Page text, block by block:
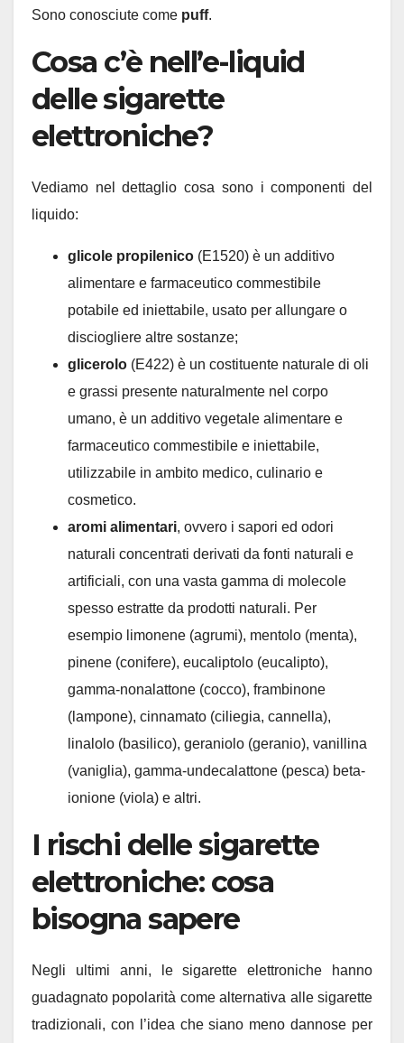
Sono conosciute come puff.
Cosa c’è nell’e-liquid
delle sigarette
elettroniche?
Vediamo nel dettaglio cosa sono i componenti del
liquido:
glicole propilenico (E1520) è un additivo
alimentare e farmaceutico commestibile
potabile ed iniettabile, usato per allungare o
disciogliere altre sostanze;
glicerolo (E422) è un costituente naturale di oli
e grassi presente naturalmente nel corpo
umano, è un additivo vegetale alimentare e
farmaceutico commestibile e iniettabile,
utilizzabile in ambito medico, culinario e
cosmetico.
aromi alimentari, ovvero i sapori ed odori
naturali concentrati derivati da fonti naturali e
artificiali, con una vasta gamma di molecole
spesso estratte da prodotti naturali. Per
esempio limonene (agrumi), mentolo (menta),
pinene (conifere), eucaliptolo (eucalipto),
gamma-nonalattone (cocco), frambinone
(lampone), cinnamato (ciliegia, cannella),
linalolo (basilico), geraniolo (geranio), vanillina
(vaniglia), gamma-undecalattone (pesca) beta-
ionione (viola) e altri.
I rischi delle sigarette
elettroniche: cosa
bisogna sapere
Negli ultimi anni, le sigarette elettroniche hanno
guadagnato popolarità come alternativa alle sigarette
tradizionali, con l’idea che siano meno dannose per